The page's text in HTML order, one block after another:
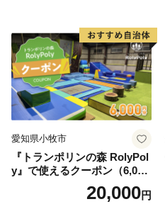
愛知県小牧市
『トランポリンの森 RolyPol
y』で使えるクーポン（6,000
20,000円